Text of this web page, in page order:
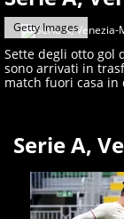
Getty Images
Sette degli otto gol
sono arrivati in
match fuori casa in
Serie A,